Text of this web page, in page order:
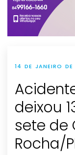
14 DE JANEIRO DE
deixou
sete de
Rocha/